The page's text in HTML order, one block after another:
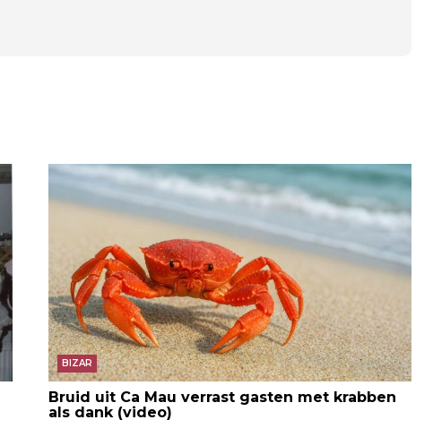
BIZAR
Bruid uit Ca Mau verrast gasten met krabben
als dank (video)